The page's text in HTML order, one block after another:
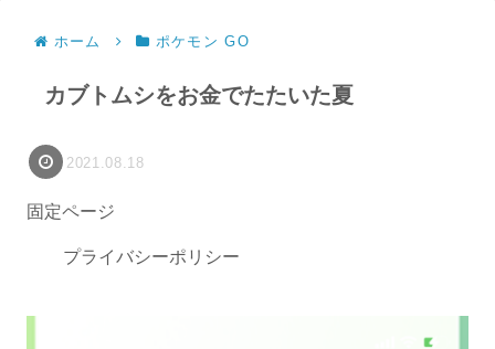
ホーム ポケモン GO
カブトムシをお金でたたいた夏
2021.08.18
固定ページ
プライバシーポリシー